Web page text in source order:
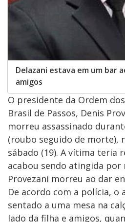
Delazani estava em um bar
amigos
O presidente da Ordem
Brasil de Passos, Denis
morreu assassinado
(roubo seguido de morte),
sábado (19). A vítima teria
acabou sendo atingida por
Provezani morreu ao dar
De acordo com a polícia, o
sentado a uma mesa na
lado da filha e amigos,